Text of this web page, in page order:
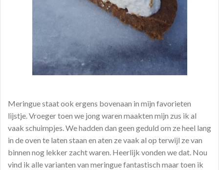
Meringue staat ook ergens bovenaan in mijn favorieten
lijstje. Vroeger toen we jong waren maakten mijn zus ik al
vaak schuimpjes. We hadden dan geen geduld om ze heel lang
in de oven te laten staan en aten ze vaak al op terwijl ze van
binnen nog lekker zacht waren. Heerlijk vonden we dat. Nou
vind ik alle varianten van meringue fantastisch maar toen ik